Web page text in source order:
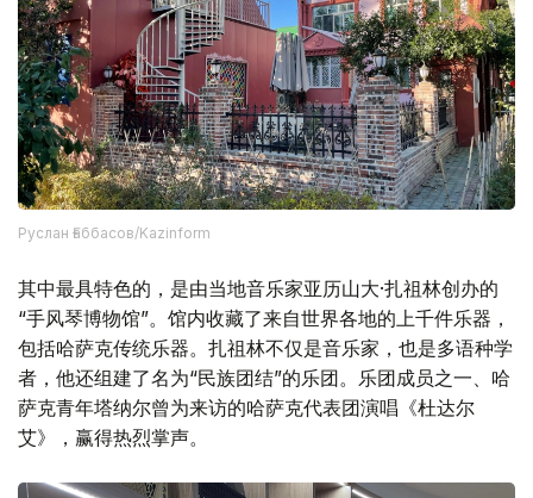
Руслан Ғаббасов/Kazinform
其中最具特色的，是由当地音乐家亚历山大·扎祖林创办的
“手风琴博物馆”。馆内收藏了来自世界各地的上千件乐器，
包括哈萨克传统乐器。扎祖林不仅是音乐家，也是多语种学
者，他还组建了名为“民族团结”的乐团。乐团成员之一、哈
萨克青年塔纳尔曾为来访的哈萨克代表团演唱《杜达尔
艾》，赢得热烈掌声。